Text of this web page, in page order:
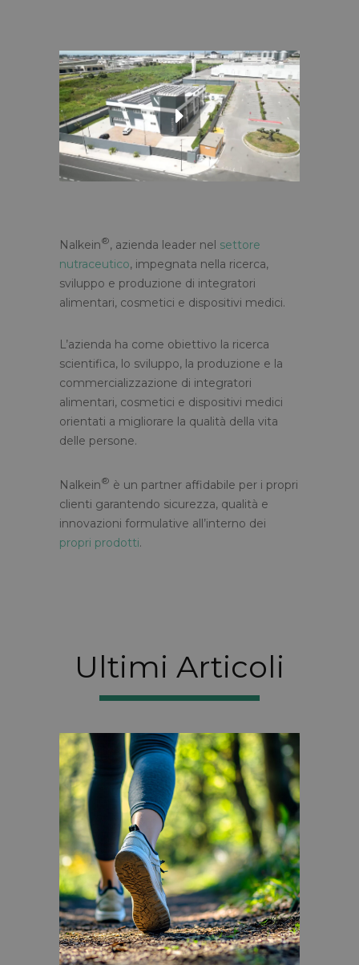
Nalkein®, azienda leader nel settore
nutraceutico, impegnata nella ricerca,
sviluppo e produzione di integratori
alimentari, cosmetici e dispositivi medici.
L’azienda ha come obiettivo la ricerca
scientifica, lo sviluppo, la produzione e la
commercializzazione di integratori
alimentari, cosmetici e dispositivi medici
orientati a migliorare la qualità della vita
delle persone.
Nalkein® è un partner affidabile per i propri
clienti garantendo sicurezza, qualità e
innovazioni formulative all’interno dei
propri prodotti.
Ultimi Articoli